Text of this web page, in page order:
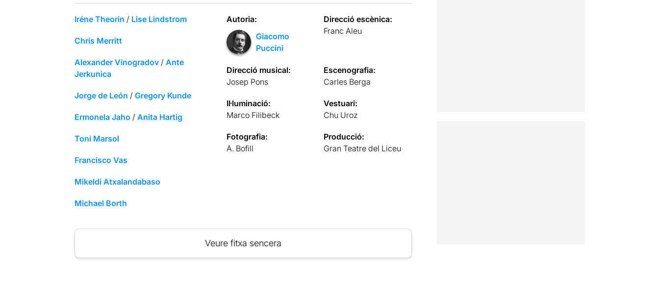
Iréne Theorin / Lise Lindstrom
Chris Merritt
Alexander Vinogradov/ Ante
Jerkunica
Jorge de León / Gregory Kunde
Ermonela Jaho / Anita Hartig
Toni Marsol
Francisco Vas
Mikeldi Atxalandabaso
Michael Borth
Autoria:
Giacomo
Puccini
Direcció escènica:
Franc Aleu
Direcció musical:
Josep Pons
Escenografia:
Carles Berga
Il·luminació:
Marco Filibeck
Vestuari:
Chu Uroz
Fotografia:
A. Bofill
Producció:
Gran Teatre del Liceu
Veure fitxa sencera